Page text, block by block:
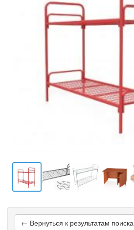
← Вернуться к результатам поиска